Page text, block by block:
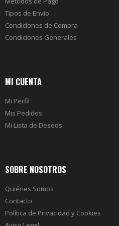
Tipos de Envío
Condiciones de Compra
Condiciones Generales
MI CUENTA
Mi Perfil
Mis Pedidos
Mi Lista de Deseos
SOBRE NOSOTROS
Quiénes Somos
Contacto
Política de Privacidad y Cookies